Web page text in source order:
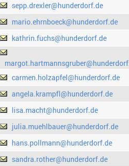
sepp.drexler@hunderdorf.de
mario.ehrnboeck@hunderdorf.de
kathrin.fuchs@hunderdorf.de
carmen.holzapfel@hunderdorf.de
angela.krampfl@hunderdorf.de
lisa.macht@hunderdorf.de
julia.muehlbauer@hunderdorf.de
hans.pollmann@hunderdorf.de
sandra.rother@hunderdorf.de